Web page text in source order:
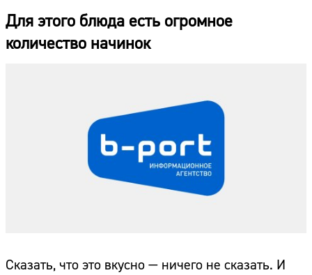
Для этого блюда есть огромное
количество начинок
Сказать, что это вкусно — ничего не сказать. И
Погода
Курсы валют